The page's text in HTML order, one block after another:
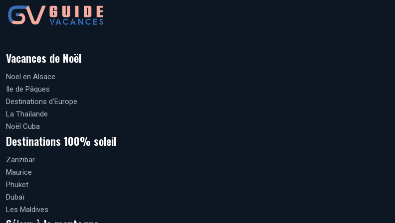
Vacances de Noël
Noël en Alsace
Ile de Pâques
Destinations d’Europe
La Thaïlande
Noël Cuba
Destinations 100% soleil
Zanzibar
Maurice
Phuket
Dubaï
Les Maldives